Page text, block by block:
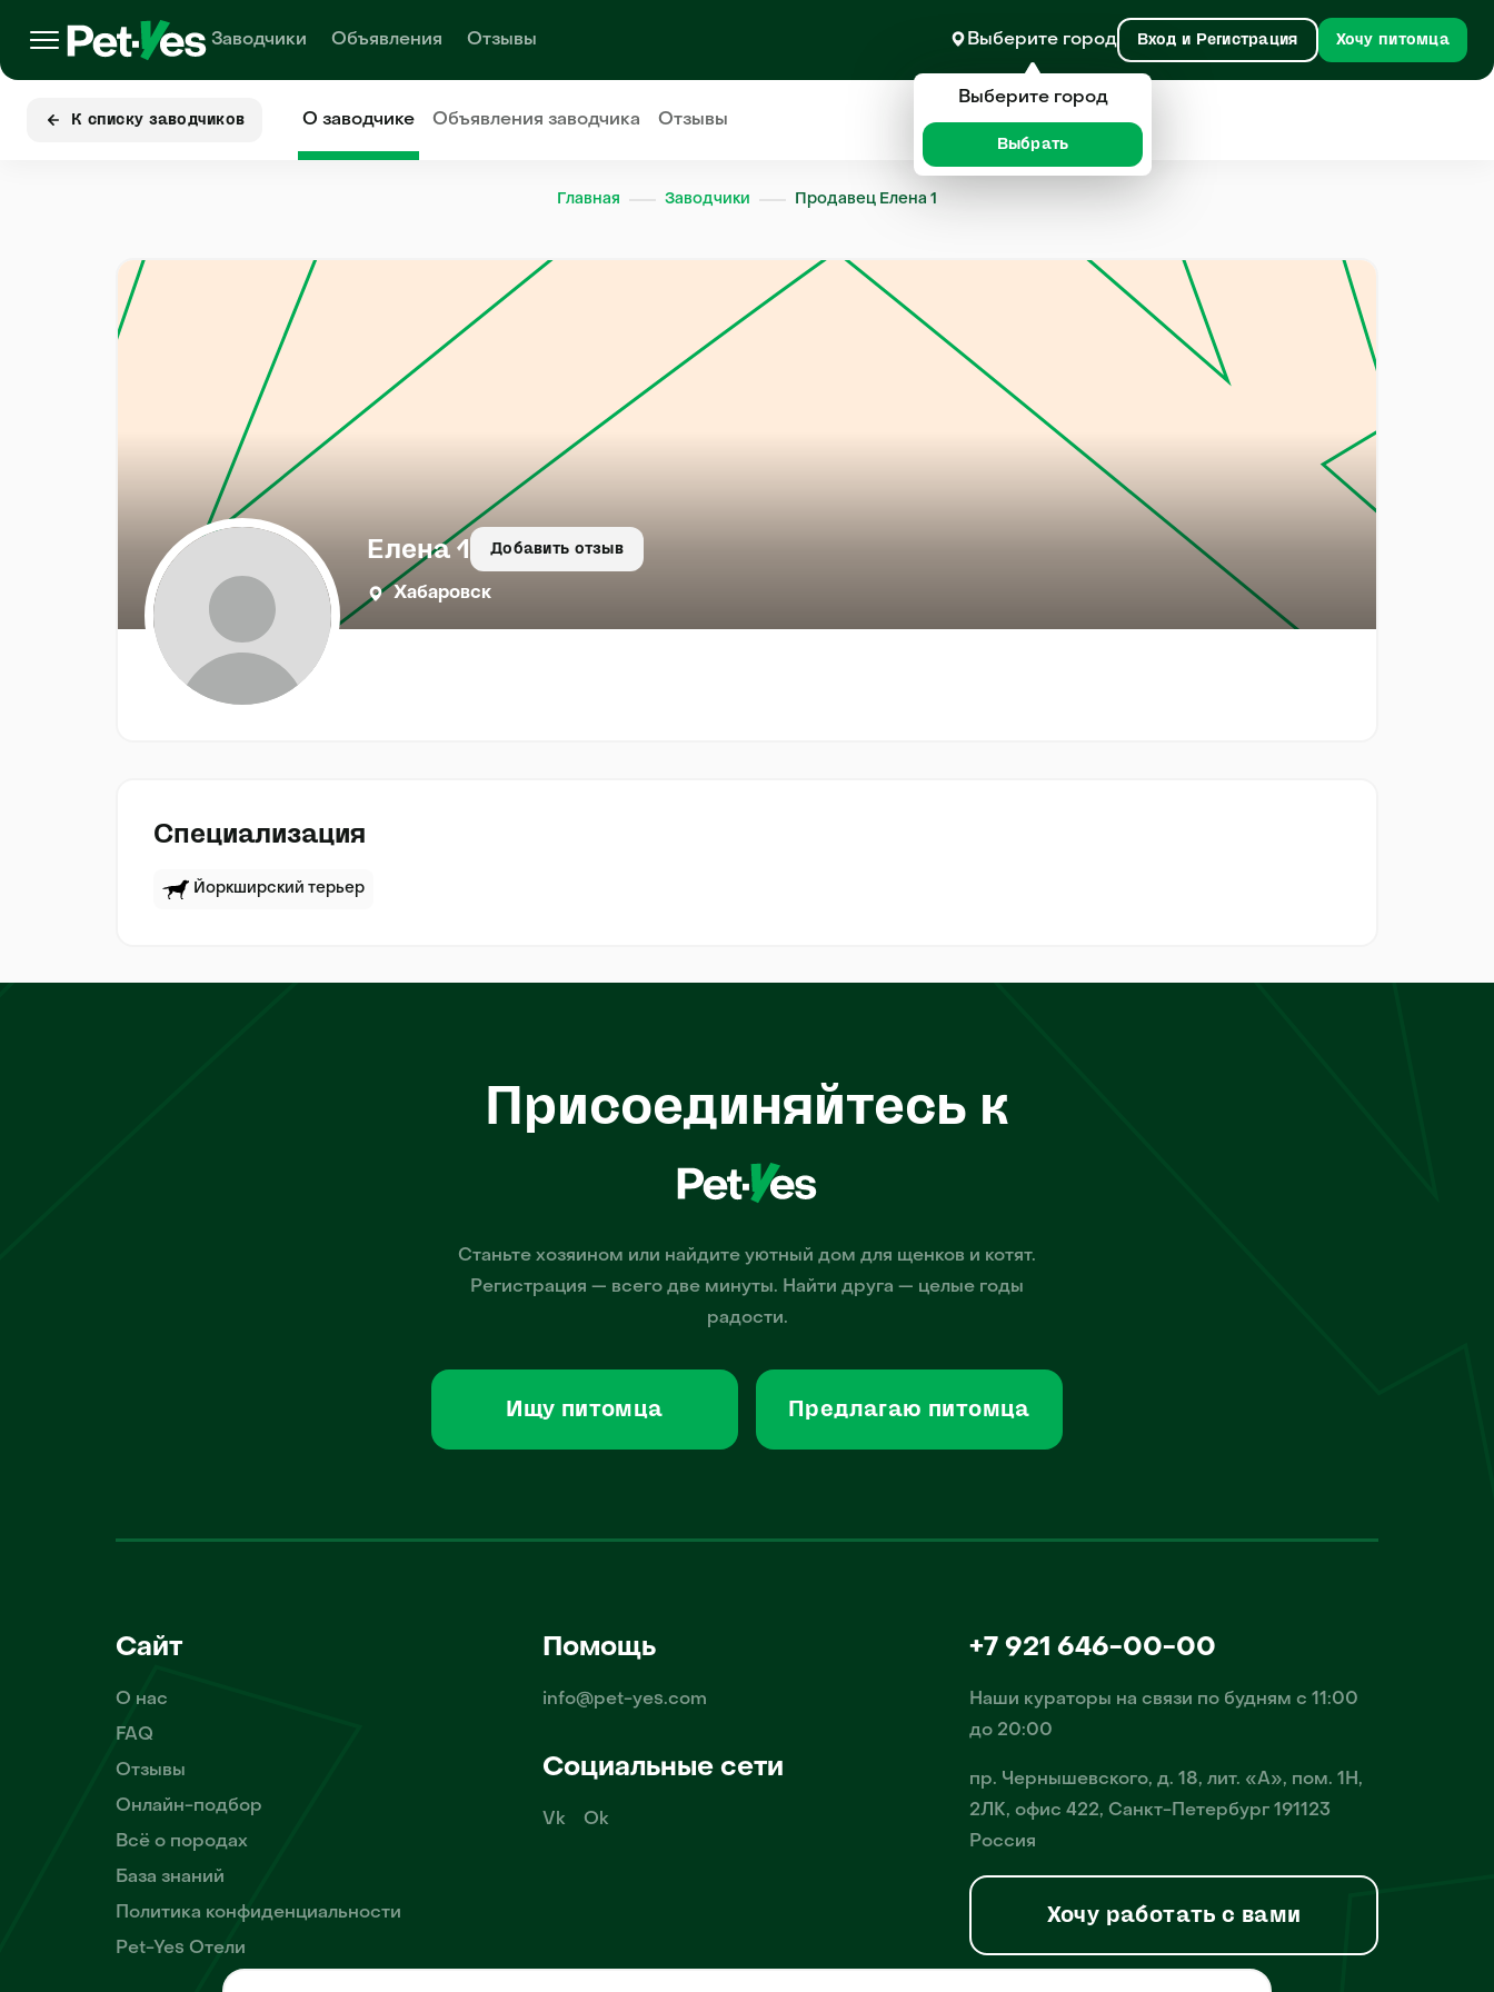
Заводчики Объявления Отзывы Выберите город Вход и Регистрация Хочу питомца
К списку заводчиков О заводчике Объявлениязаводчика Отзывы
Главная Заводчики Продавец Елена 1
Елена 1 Добавить отзыв
Хабаровск
Специализация
Йоркширский терьер
Присоединяйтесь к
Станьте хозяином или найдите уютный дом для щенков и котят.
Регистрация — всего две минуты. Найти друга — целые годы
радости.
Ищу питомца Предлагаю питомца
Сайт
О нас
FAQ
Отзывы
Онлайн-подбор
Всё о породах
База знаний
Политика конфиденциальности
Pet-Yes Отели
Помощь
info@pet-yes.com
Социальные сети
Vk Ok
+7 921 646-00-00
Наши кураторы на связи по будням с 11:00
до 20:00
пр. Чернышевского, д. 18, лит. «А», пом. 1Н,
2ЛК, офис 422, Санкт-Петербург 191123
Россия
Хочу работать с вами
Выберите город
Выбрать